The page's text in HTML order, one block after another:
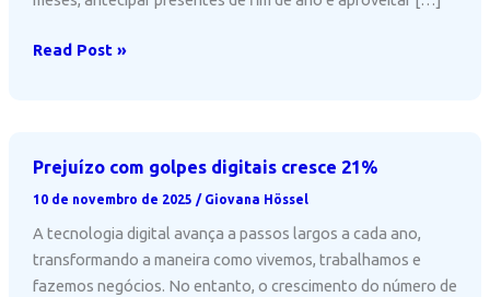
Black
benefícios
e
evitar
golpes
Read Post »
Prejuízo com golpes digitais cresce 21%
10 de novembro de 2025 / Giovana Hössel
A tecnologia digital avança a passos largos a cada ano,
transformando a maneira como vivemos, trabalhamos e
fazemos negócios. No entanto, o crescimento do número de